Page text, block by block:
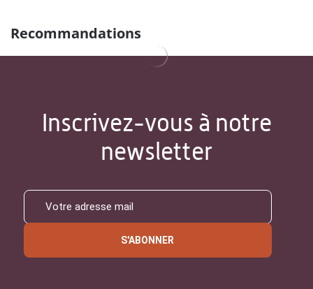
Recommandations
Inscrivez-vous à notre
newsletter
S'ABONNER